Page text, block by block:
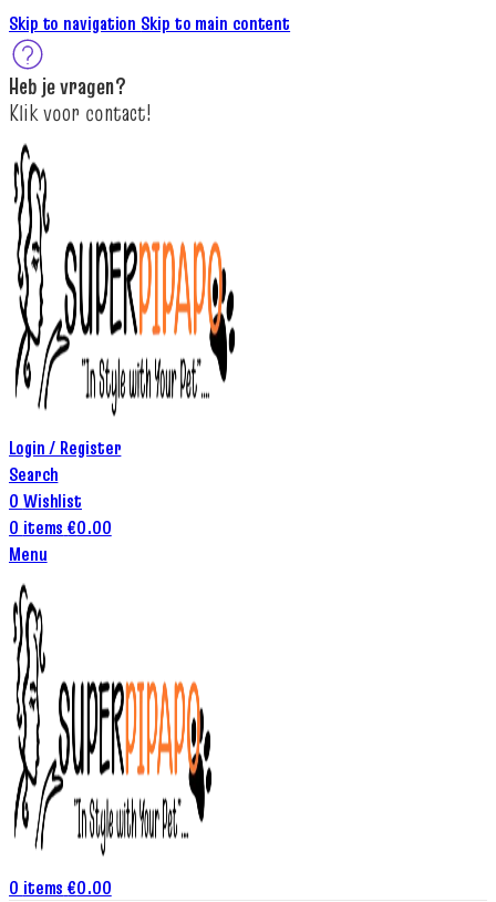
Skip to navigation Skip to main content
Heb jevragen?
Klikvoor contact!
Login / Register
Search
0 Wishlist
0 items €0.00
Menu
0 items €0.00